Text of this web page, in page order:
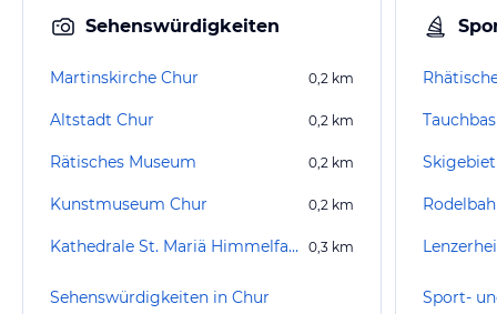
Sehenswürdigkeiten
Martinskirche Chur 0,2 km
Altstadt Chur 0,2 km
Rätisches Museum 0,2 km
Kunstmuseum Chur 0,2 km
Kathedrale St. Mariä Himmelfahrt (Chur) 0,3 km
Sehenswürdigkeiten in Chur Sport-